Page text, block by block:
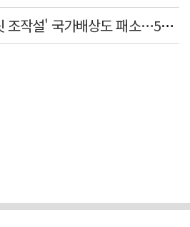
변희재, '최서원 태블릿 조작설' 국가배상도 패소…5천만원 청구 기각